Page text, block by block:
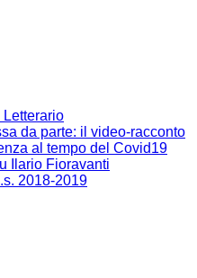
da parte: il video-racconto
al tempo del Covid19
Ilario Fioravanti
2018-2019